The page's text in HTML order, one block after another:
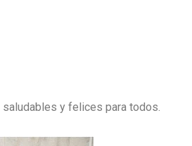
y felices para todos.